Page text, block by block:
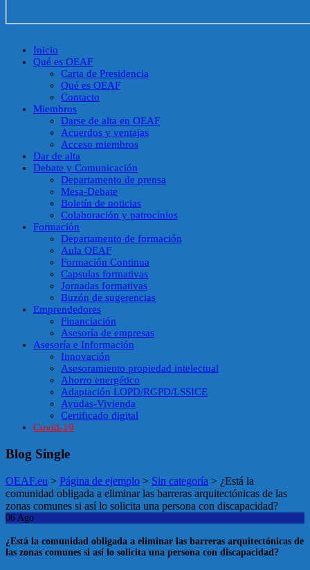
Inicio
Qué es OEAF
Carta de Presidencia
Qué es OEAF
Contacto
Miembros
Darse de alta en OEAF
Acuerdos y ventajas
Acceso miembros
Dar de alta
Debate y Comunicación
Departamento de prensa
Mesa-Debate
Boletín de noticias
Colaboración y patrocinios
Formación
Departamento de formación
Aula OEAF
Formación Continua
Capsulas formativas
Jornadas formativas
Buzón de sugerencias
Emprendedores
Financiación
Asesoría de empresas
Asesoría e Información
Innovación
Asesoramiento propiedad intelectual
Ahorro energético
Adaptación LOPD/RGPD/LSSICE
Ayudas-Vivienda
Certificado digital
Covid-19
Blog Single
OEAF.eu > Página de ejemplo > Sin categoría > ¿Está la
comunidad obligada a eliminar las barreras arquitectónicas de las
zonas comunes si así lo solicita una persona con discapacidad?
06 Ago
¿Está la comunidad obligada a eliminar las barreras arquitectónicas de
las zonas comunes si así lo solicita una persona con discapacidad?